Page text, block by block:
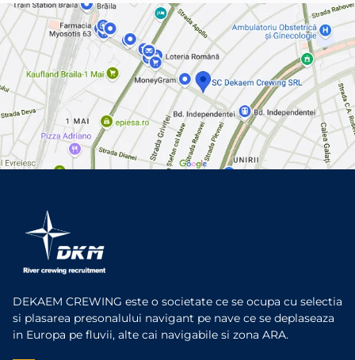
DEKAEM CREWING este o societate ce se ocupa cu selectia
si plasarea presonalului navigant pe nave ce se deplaseaza
in Europa pe fluvii, alte cai navigabile si zona ARA.